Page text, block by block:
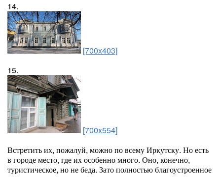
14.
[700x403]
15.
[700x554]
Встретить их, пожалуй, можно по всему Иркутску. Но есть
в городе место, где их особенно много. Оно, конечно,
туристическое, но не беда. Зато полностью благоустроенное